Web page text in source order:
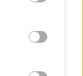
party tags to
below Google
Zendaya να
χαλί